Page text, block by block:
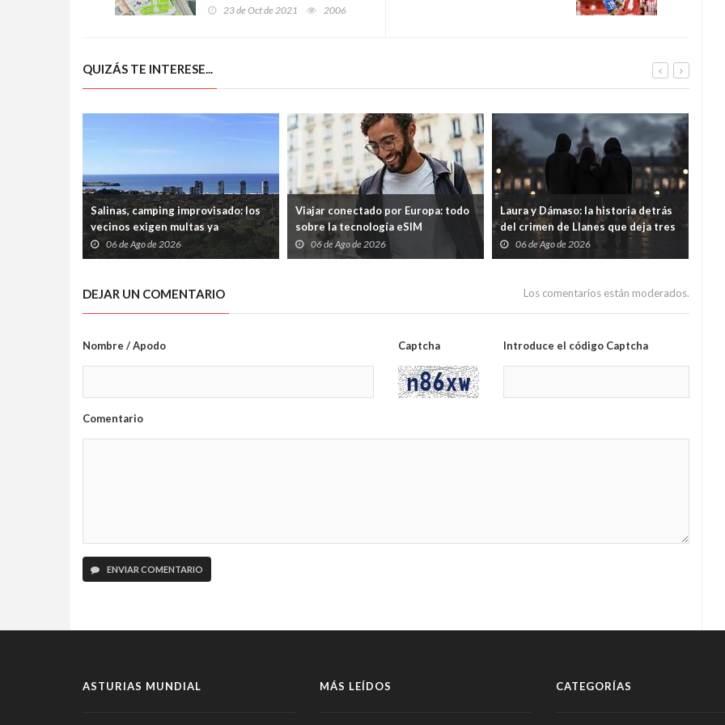
sentido en el tramo paralelo
23 de Oct de 2021 2006
QUIZÁS TE INTERESE...
Salinas, camping improvisado: los
vecinos exigen multas ya
06 de Ago de 2026
Viajar conectado por Europa: todo
sobre la tecnología eSIM
06 de Ago de 2026
Laura y Dámaso: la historia detrás
del crimen de Llanes que deja tres
hijos huérfanos
06 de Ago de 2026
DEJAR UN COMENTARIO Los comentarios están moderados.
Nombre / Apodo Captcha Introduce el código Captcha
Comentario
ENVIAR COMENTARIO
ASTURIAS MUNDIAL MÁS LEÍDOS CATEGORÍAS